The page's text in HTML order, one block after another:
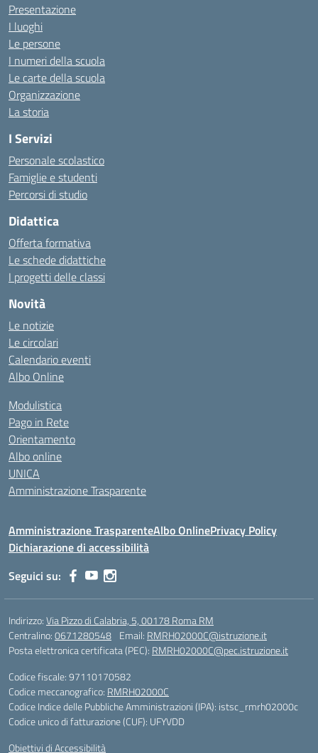
Presentazione
I luoghi
Le persone
I numeri della scuola
Le carte della scuola
Organizzazione
La storia
I Servizi
Personale scolastico
Famiglie e studenti
Percorsi di studio
Didattica
Offerta formativa
Le schede didattiche
I progetti delle classi
Novità
Le notizie
Le circolari
Calendario eventi
Albo Online
Modulistica
Pago in Rete
Orientamento
Albo online
UNICA
Amministrazione Trasparente
Amministrazione TrasparenteAlbo OnlinePrivacy Policy
Dichiarazione di accessibilità
Seguici su:
Indirizzo:Via Pizzo di Calabria, 5, 00178 Roma RM
Centralino:0671280548 Email: RMRH02000C@istruzione.it
Posta elettronica certificata (PEC): RMRH02000C@pec.istruzione.it
Codice fiscale: 97110170582
Codice meccanografico: RMRH02000C
Codice Indice delle Pubbliche Amministrazioni (IPA): istsc_rmrh02000c
Codice unico di fatturazione (CUF): UFYVDD
Obiettivi di Accessibilità